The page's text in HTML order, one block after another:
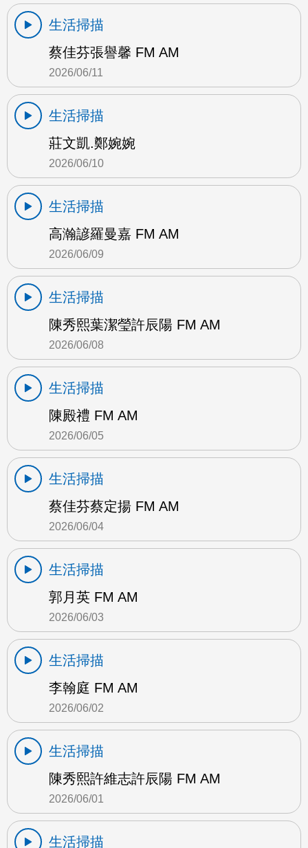
生活掃描
蔡佳芬張譽馨 FM AM
2026/06/11
生活掃描
莊文凱.鄭婉婉
2026/06/10
生活掃描
高瀚諺羅曼嘉 FM AM
2026/06/09
生活掃描
陳秀熙葉潔瑩許辰陽 FM AM
2026/06/08
生活掃描
陳殿禮 FM AM
2026/06/05
生活掃描
蔡佳芬蔡定揚 FM AM
2026/06/04
生活掃描
郭月英 FM AM
2026/06/03
生活掃描
李翰庭 FM AM
2026/06/02
生活掃描
陳秀熙許維志許辰陽 FM AM
2026/06/01
生活掃描